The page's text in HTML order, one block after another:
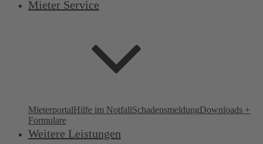
Mieter Service
MieterportalHilfe im NotfallSchadensmeldungDownloads +
Formulare
Weitere Leistungen